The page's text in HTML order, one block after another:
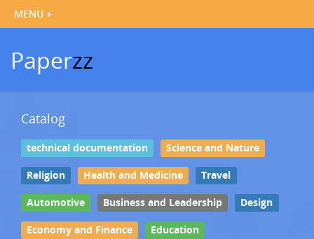
Paperzz
Catalog
technical documentation Science and Nature
Religion Health and Medicine Travel
Automotive Business and Leadership Design
Economy and Finance Education